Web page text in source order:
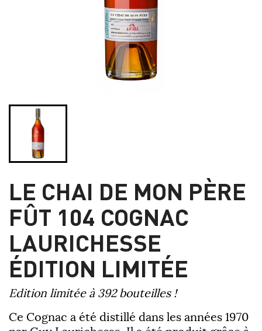
LE CHAI DE MON PÈRE
FÛT 104 COGNAC
LAURICHESSE
ÉDITION LIMITÉE
Edition limitée à 392 bouteilles !
Ce Cognac a été distillé dans les années 1970